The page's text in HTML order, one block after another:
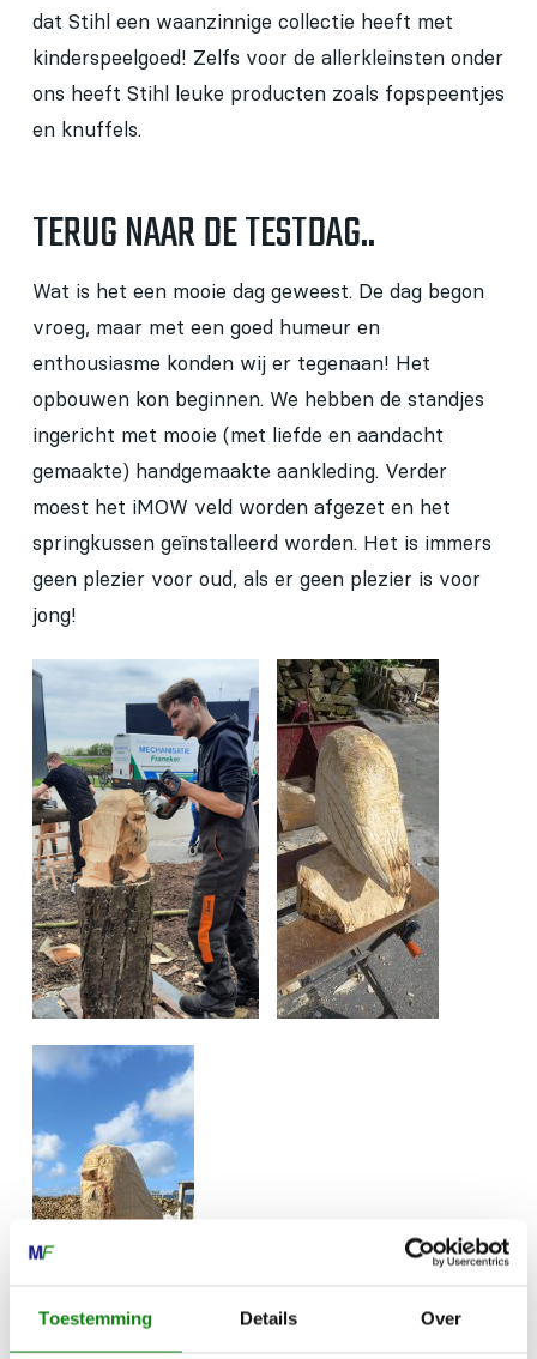
Toestemming Details Over
dat Stihl een waanzinnige collectie heeft met
kinderspeelgoed! Zelfs voor de allerkleinsten onder
ons heeft Stihl leuke producten zoals fopspeentjes
en knuffels.
TERUG NAAR DE TESTDAG..
Wat is het een mooie dag geweest. De dag begon
vroeg, maar met een goed humeur en
enthousiasme konden wij er tegenaan! Het
opbouwen kon beginnen. We hebben de standjes
ingericht met mooie (met liefde en aandacht
gemaakte) handgemaakte aankleding. Verder
moest het iMOW veld worden afgezet en het
springkussen geïnstalleerd worden. Het is immers
geen plezier voor oud, als er geen plezier is voor
jong!